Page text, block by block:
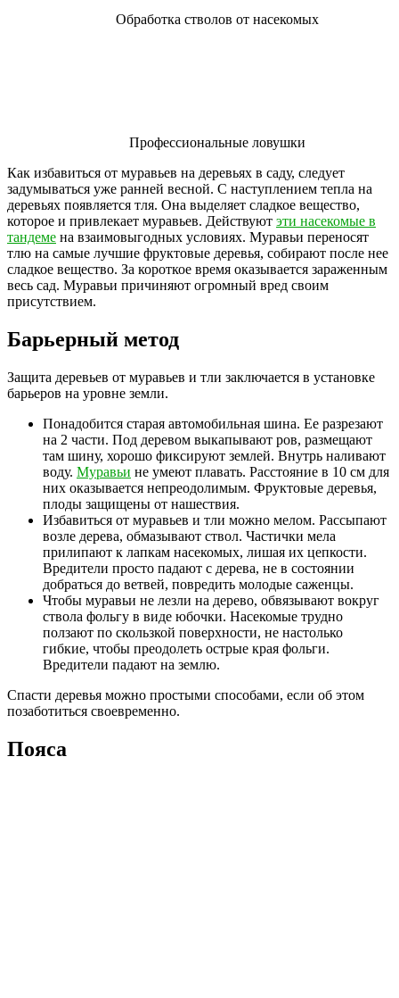
Обработка стволов от насекомых
Профессиональные ловушки
Как избавиться от муравьев на деревьях в саду, следует
задумываться уже ранней весной. С наступлением тепла на
деревьях появляется тля. Она выделяет сладкое вещество,
которое и привлекает муравьев. Действуют эти насекомые в
тандеме на взаимовыгодных условиях. Муравьи переносят
тлю на самые лучшие фруктовые деревья, собирают после нее
сладкое вещество. За короткое время оказывается зараженным
весь сад. Муравьи причиняют огромный вред своим
присутствием.
Барьерный метод
Защита деревьев от муравьев и тли заключается в установке
барьеров на уровне земли.
Понадобится старая автомобильная шина. Ее разрезают
на 2 части. Под деревом выкапывают ров, размещают
там шину, хорошо фиксируют землей. Внутрь наливают
воду. Муравьи не умеют плавать. Расстояние в 10 см для
них оказывается непреодолимым. Фруктовые деревья,
плоды защищены от нашествия.
Избавиться от муравьев и тли можно мелом. Рассыпают
возле дерева, обмазывают ствол. Частички мела
прилипают к лапкам насекомых, лишая их цепкости.
Вредители просто падают с дерева, не в состоянии
добраться до ветвей, повредить молодые саженцы.
Чтобы муравьи не лезли на дерево, обвязывают вокруг
ствола фольгу в виде юбочки. Насекомые трудно
ползают по скользкой поверхности, не настолько
гибкие, чтобы преодолеть острые края фольги.
Вредители падают на землю.
Спасти деревья можно простыми способами, если об этом
позаботиться своевременно.
Пояса